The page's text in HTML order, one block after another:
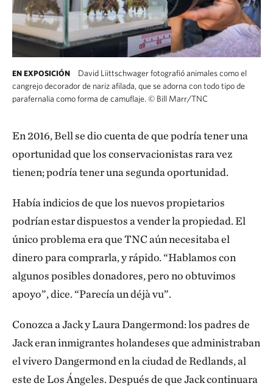
EN EXPOSICIÓN
David Liittschwager fotografió animales como el
cangrejo decorador de nariz afilada, que se adorna con todo tipo de
parafernalia como forma de camuflaje. © Bill Marr/TNC
En 2016, Bell se dio cuenta de que podría tener una
oportunidad que los conservacionistas rara vez
tienen; podría tener una segunda oportunidad.
Había indicios de que los nuevos propietarios
podrían estar dispuestos a vender la propiedad. El
único problema era que TNC aún necesitaba el
dinero para comprarla, y rápido. “Hablamos con
algunos posibles donadores, pero no obtuvimos
apoyo”, dice. “Parecía un déjà vu”.
Conozca a Jack y Laura Dangermond: los padres de
Jack eran inmigrantes holandeses que administraban
el vivero Dangermond en la ciudad de Redlands, al
este de Los Ángeles. Después de que Jack continuara